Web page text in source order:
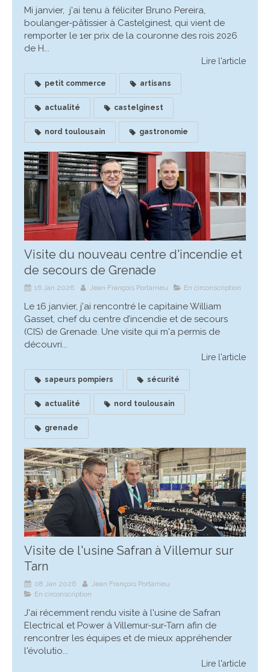
Mi janvier, j'ai tenu à féliciter Bruno Pereira,
boulanger-pâtissier à Castelginest, qui vient de
remporter le 1er prix de la couronne des rois 2026
de H...
Lire l'article
petit commerce artisans
actualité castelginest
nord toulousain gastronomie
Visite du nouveau centre d'incendie et
de secours de Grenade
16 Jan 2026 Jean François Portarrieu En circonscription
Le 16 janvier, j'ai rencontré le capitaine William
Gasset, chef du centre d’incendie et de secours
(CIS) de Grenade. Une visite qui m'a permis de
découvri...
Lire l'article
sapeurs pompiers sécurité
actualité nord toulousain
grenade
Visite de l'usine Safran à Villemur sur
Tarn
08 Jan 2026
Jean François Portarrieu
En circonscription
J'ai récemment rendu visite à l'usine de Safran
Electrical et Power à Villemur-sur-Tarn afin de
rencontrer les équipes et de mieux appréhender
l'évolutio...
Lire l'article